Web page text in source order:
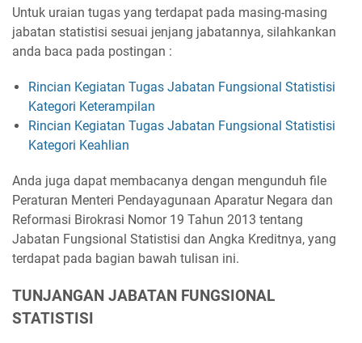
Untuk uraian tugas yang terdapat pada masing-masing
jabatan statistisi sesuai jenjang jabatannya, silahkankan
anda baca pada postingan :
Rincian Kegiatan Tugas Jabatan Fungsional Statistisi
Kategori Keterampilan
Rincian Kegiatan Tugas Jabatan Fungsional Statistisi
Kategori Keahlian
Anda juga dapat membacanya dengan mengunduh file
Peraturan Menteri Pendayagunaan Aparatur Negara dan
Reformasi Birokrasi Nomor 19 Tahun 2013 tentang
Jabatan Fungsional Statistisi dan Angka Kreditnya, yang
terdapat pada bagian bawah tulisan ini.
TUNJANGAN JABATAN FUNGSIONAL
STATISTISI